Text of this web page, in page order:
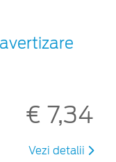
€ 7,34
Vezi detalii